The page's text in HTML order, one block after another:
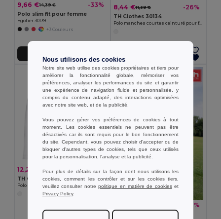
9,66 €14,39 € -33%
Polo slim fit pour femme
Egotier 30139
+3 Couleurs
8,44 €11,39 € -26%
TH Clothes 30134
Polo manches courtes ceinturé pour femme en coton cardé
12,21 € 16,98 € -28%
TH Clothes 30144
Polo à manches longues pour femmes en coton cardé
-36%
Nous utilisons des cookies
Notre site web utilise des cookies propriétaires et tiers pour
améliorer la fonctionnalité globale, mémoriser vos
préférences, analyser les performances du site et garantir
une expérience de navigation fluide et personnalisée, y
compris du contenu adapté, des interactions optimisées
avec notre site web, et de la publicité.
Vous pouvez gérer vos préférences de cookies à tout
moment. Les cookies essentiels ne peuvent pas être
désactivés car ils sont requis pour le bon fonctionnement
du site. Cependant, vous pouvez choisir d’accepter ou de
bloquer d'autres types de cookies, tels que ceux utilisés
pour la personnalisation, l'analyse et la publicité.
Pour plus de détails sur la façon dont nous utilisons les
cookies, comment les contrôler et sur les cookies tiers,
veuillez consulter notrepolitique en matière de cookieset
Privacy Policy.